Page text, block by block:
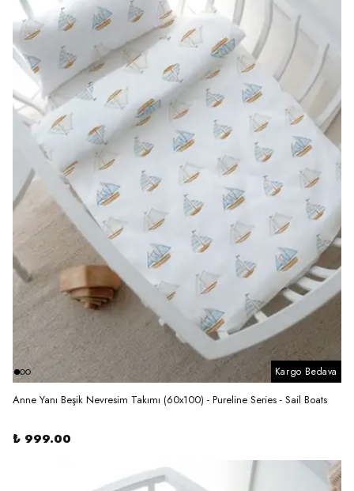
Kargo Bedava
Anne Yanı Beşik Nevresim Takımı (60x100) - Pureline Series - Sail Boats
₺ 999.00